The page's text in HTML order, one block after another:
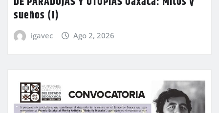
sueños (I)
igavec Ago 2, 2026